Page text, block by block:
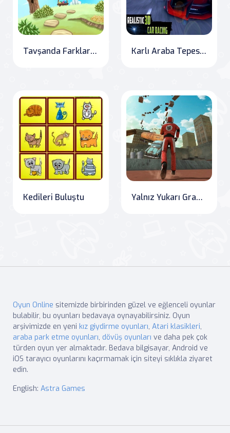
Tavşanda Farkları Bul Karlı Araba Tepesi Yarışı: Çılgın Araba Yarışı
Kedileri Buluştu Yalnız Yukarı Gravite Parkour 3D
Oyun Online sitemizde birbirinden güzel ve eğlenceli oyunlar
bulabilir, bu oyunları bedavaya oynayabilirsiniz. Oyun
arşivimizde en yeni kız giydirme oyunları, Atari klasikleri,
araba park etme oyunları, dövüş oyunları ve daha pek çok
türden oyun yer almaktadır. Bedava bilgisayar, Android ve
iOS tarayıcı oyunlarını kaçırmamak için siteyi sıklıkla ziyaret
edin.
English: Astra Games